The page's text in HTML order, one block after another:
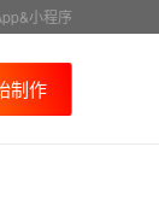
小程序
制作